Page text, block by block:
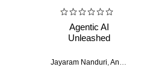
Agentic AI
Unleashed
Jayaram Nanduri Anand Oka